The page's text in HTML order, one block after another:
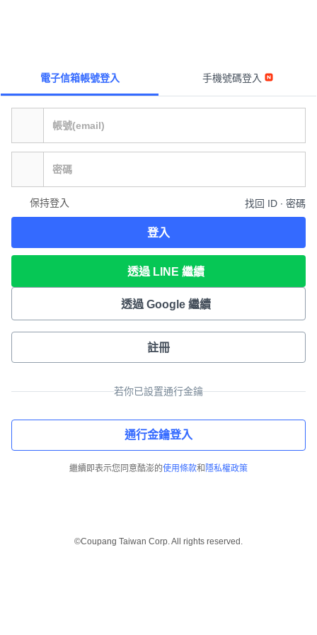
電子信箱帳號登入 手機號碼登入
保持登入 找回 ID ∙ 密碼
登入
透過 LINE 繼續
透過 Google 繼續
註冊
若你已設置通行金鑰
通行金鑰登入
繼續即表示您同意酷澎的使用條款和 隱私權政策
©Coupang Taiwan Corp. All rights reserved.